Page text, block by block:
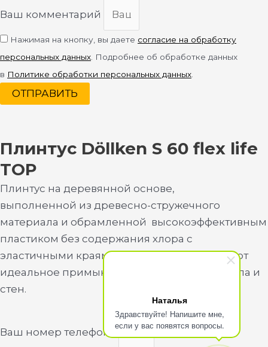
Наталья
Здравствуйте! Напишите мне,
если у вас появятся вопросы.
Ваш комментарий
Нажимая на кнопку, вы даете согласие на обработку
персональных данных. Подробнее об обработке данных
в Политике обработки персональных данных.
ОТПРАВИТЬ
Плинтус Döllken S 60 flex life
TOP
Плинтус на деревянной основе,
выполненной из древесно-стружечного
материала и обрамленной высокоэффективным
пластиком без содержания хлора с
эластичными краями, которые обеспечивают
идеальное примыкание к поверхностям пола и
стен.
Ваш номер телефона